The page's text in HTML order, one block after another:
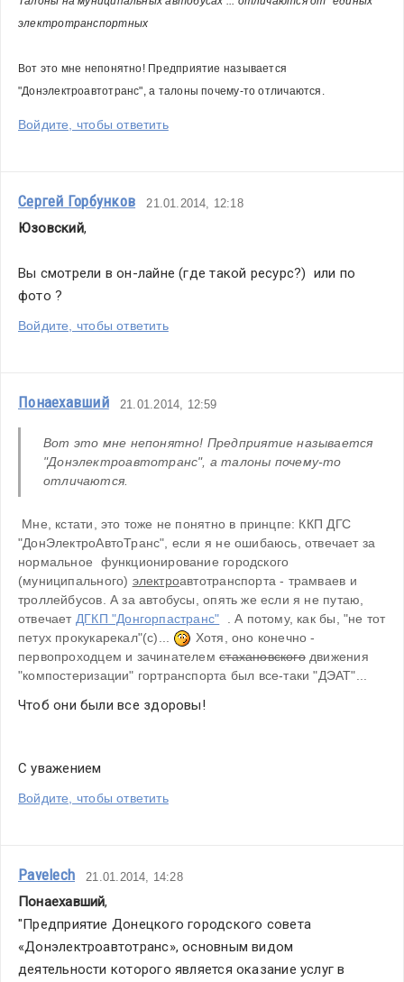
электротранспортных
Вот это мне непонятно! Предприятие называется
"Донэлектроавтотранс", а талоны почему-то отличаются.
Войдите, чтобы ответить
Сергей Горбунков 21.01.2014, 12:18
Юзовский,
Вы смотрели в он-лайне (где такой ресурс?)  или по
фото ?
Войдите, чтобы ответить
Понаехавший 21.01.2014, 12:59
Вот это мне непонятно! Предприятие называется
"Донэлектроавтотранс", а талоны почему-то
отличаются.
"ДонЭлектроАвтоТранс", если я не ошибаюсь, отвечает за
нормальное  функционирование городского
(муниципального) электроавтотранспорта - трамваев и
троллейбусов. А за автобусы, опять же если я не путаю,
отвечает ДГКП "Донгорпастранс" . А потому, как бы, "не тот
петух прокукарекал"(с)...
Хотя, оно конечно -
первопроходцем и зачинателем стахановского движения
"компостеризации" гортранспорта был все-таки "ДЭАТ"...
Чтоб они были все здоровы!
С уважением
Войдите, чтобы ответить
Pavelech 21.01.2014, 14:28
Понаехавший,
"Предприятие Донецкого городского совета
«Донэлектроавтотранс», основным видом
деятельности которого является оказание услуг в